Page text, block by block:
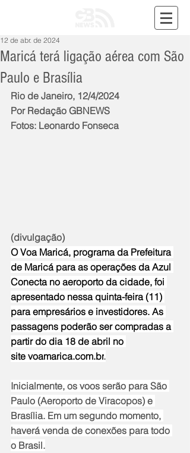
Maricá terá ligação aérea com São
Paulo e Brasília
12 de abr. de 2024
Rio de Janeiro, 12/4/2024
Por Redação GBNEWS
Fotos: Leonardo Fonseca
(divulgação)
O Voa Maricá, programa da Prefeitura
de Maricá para as operações da Azul
Conecta no aeroporto da cidade, foi
apresentado nessa quinta-feira (11)
para empresários e investidores. As
passagens poderão ser compradas a
partir do dia 18 de abril no
site voamarica.com.br.
Inicialmente, os voos serão para São
Paulo (Aeroporto de Viracopos) e
Brasília. Em um segundo momento,
haverá venda de conexões para todo
o Brasil.